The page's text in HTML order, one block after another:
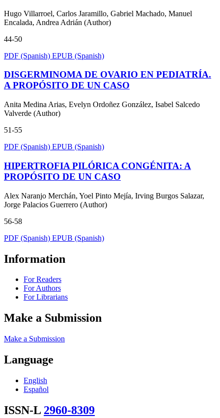
Hugo Villarroel, Carlos Jaramillo, Gabriel Machado, Manuel
Encalada, Andrea Adrián (Author)
44-50
PDF (Spanish) EPUB (Spanish)
DISGERMINOMA DE OVARIO EN PEDIATRÍA.
A PROPÓSITO DE UN CASO
Anita Medina Arias, Evelyn Ordoñez González, Isabel Salcedo
Valverde (Author)
51-55
PDF (Spanish) EPUB (Spanish)
HIPERTROFIA PILÓRICA CONGÉNITA: A
PROPÓSITO DE UN CASO
Alex Naranjo Merchán, Yoel Pinto Mejía, Irving Burgos Salazar,
Jorge Palacios Guerrero (Author)
56-58
PDF (Spanish) EPUB (Spanish)
Information
For Readers
For Authors
For Librarians
Make a Submission
Make a Submission
Language
English
Español
ISSN-L 2960-8309